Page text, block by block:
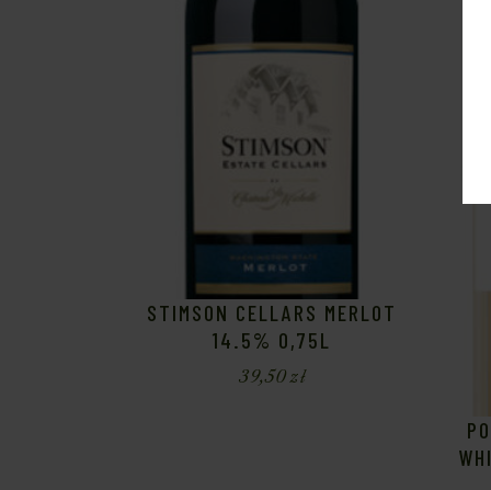
STIMSON CELLARS MERLOT
14.5% 0,75L
39,50zł